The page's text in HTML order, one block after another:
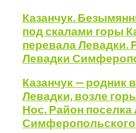
Казанчук.
под скалами горы
перевала Левадки.
Левадки
Казанчук — родник
Левадки, возле
Нос. Район поселка